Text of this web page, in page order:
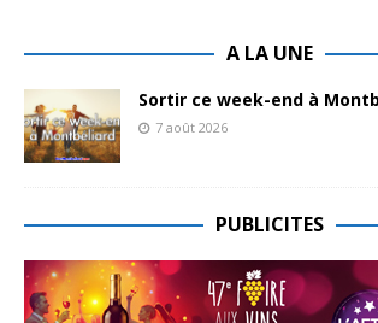
A LA UNE
Sortir ce week-end à
7 août 2026
PUBLICITES